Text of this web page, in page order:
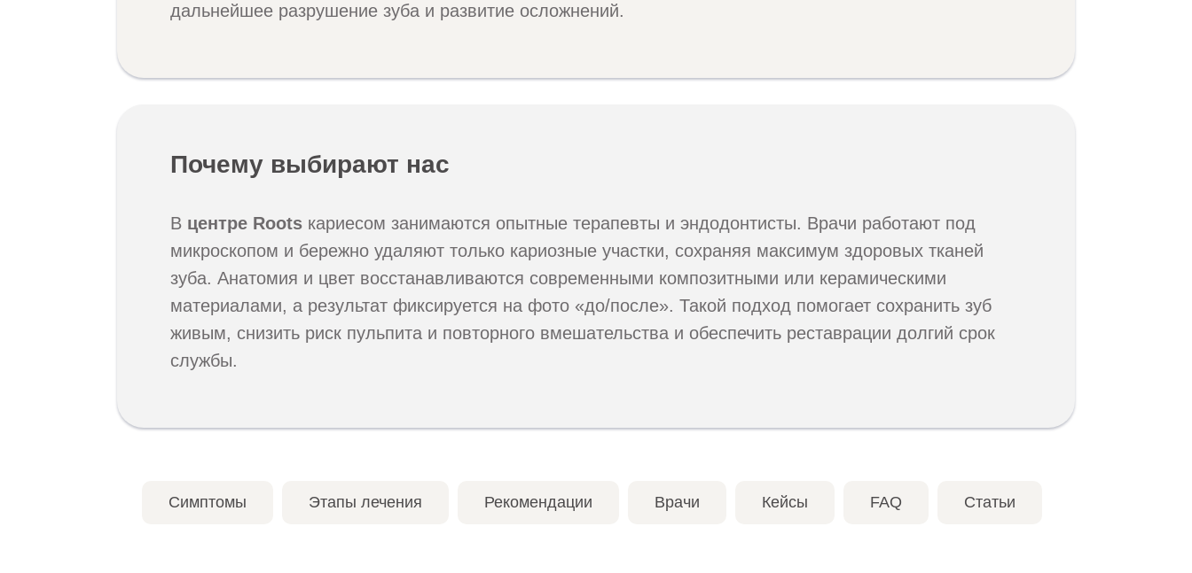
дальнейшее разрушение зуба и развитие осложнений.
Почему выбирают нас
В центре Roots кариесом занимаются опытные терапевты и эндодонтисты. Врачи работают под
микроскопом и бережно удаляют только кариозные участки, сохраняя максимум здоровых тканей
зуба. Анатомия и цвет восстанавливаются современными композитными или керамическими
материалами, а результат фиксируется на фото «до/после». Такой подход помогает сохранить зуб
живым, снизить риск пульпита и повторного вмешательства и обеспечить реставрации долгий срок
службы.
Симптомы Этапы лечения Рекомендации Врачи Кейсы FAQ Статьи